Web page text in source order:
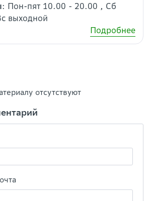
: Пон-пят 10.00 - 20.00 , Сб
выходной
Подробнее
отсутствуют